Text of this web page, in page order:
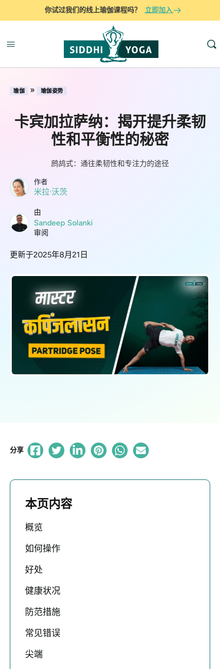
你试过我们的线上瑜伽课程吗？ 立即加入
瑜伽 » 瑜伽姿势
卡宾加拉萨纳：揭开提升柔韧
性和平衡性的秘密
鹧鸪式：通往柔韧性和专注力的途径
作者
米拉·沃茨
由
Sandeep Solanki
审阅
更新于2025年8月21日
分享
本页内容
概览
如何操作
好处
健康状况
防范措施
常见错误
尖端